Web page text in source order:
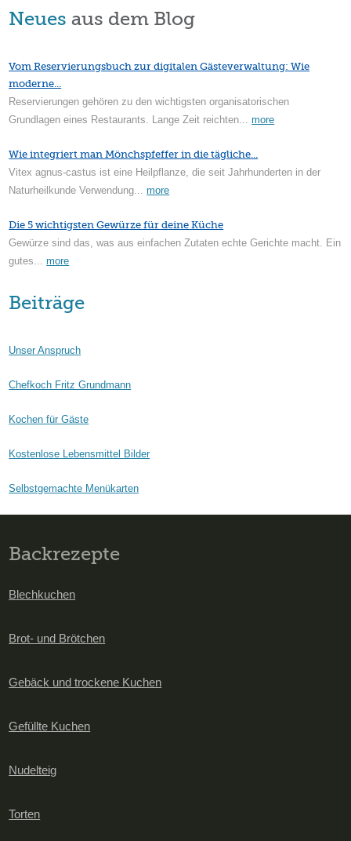
Neues aus dem Blog
Vom Reservierungsbuch zur digitalen Gästeverwaltung: Wie
moderne...
Reservierungen gehören zu den wichtigsten organisatorischen
Grundlagen eines Restaurants. Lange Zeit reichten...more
Wie integriert man Mönchspfeffer in die tägliche...
Vitex agnus-castus ist eine Heilpflanze, die seit Jahrhunderten in der
Naturheilkunde Verwendung...more
Die 5 wichtigsten Gewürze für deine Küche
Gewürze sind das, was aus einfachen Zutaten echte Gerichte macht. Ein
gutes...more
Beiträge
Unser Anspruch
Chefkoch Fritz Grundmann
Kochen für Gäste
Kostenlose Lebensmittel Bilder
Selbstgemachte Menükarten
Backrezepte
Blechkuchen
Brot- und Brötchen
Gebäck und trockene Kuchen
Gefüllte Kuchen
Nudelteig
Torten